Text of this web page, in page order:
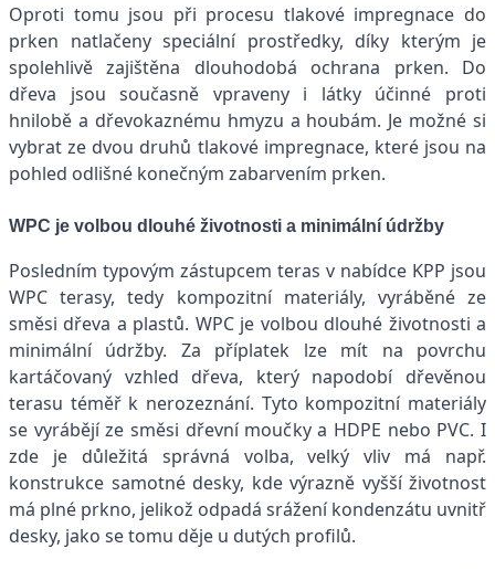
Oproti tomu jsou při procesu tlakové impregnace do
prken natlačeny speciální prostředky, díky kterým je
spolehlivě zajištěna dlouhodobá ochrana prken. Do
dřeva jsou současně vpraveny i látky účinné proti
hnilobě a dřevokaznému hmyzu a houbám. Je možné si
vybrat ze dvou druhů tlakové impregnace, které jsou na
pohled odlišné konečným zabarvením prken.
WPC je volbou dlouhé životnosti a minimální údržby
Posledním typovým zástupcem teras v nabídce KPP jsou
WPC terasy, tedy kompozitní materiály, vyráběné ze
směsi dřeva a plastů. WPC je volbou dlouhé životnosti a
minimální údržby. Za příplatek lze mít na povrchu
kartáčovaný vzhled dřeva, který napodobí dřevěnou
terasu téměř k nerozeznání. Tyto kompozitní materiály
se vyrábějí ze směsi dřevní moučky a HDPE nebo PVC. I
zde je důležitá správná volba, velký vliv má např.
konstrukce samotné desky, kde výrazně vyšší životnost
má plné prkno, jelikož odpadá srážení kondenzátu uvnitř
desky, jako se tomu děje u dutých profilů.